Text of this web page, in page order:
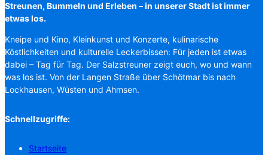
Streunen, Bummeln und Erleben – in unserer Stadt ist immer
etwas los.
Kneipe und Kino, Kleinkunst und Konzerte, kulinarische
Köstlichkeiten und kulturelle Leckerbissen: Für jeden ist etwas
dabei – Tag für Tag. Der Salzstreuner zeigt euch, wo und wann
was los ist. Von der Langen Straße über Schötmar bis nach
Lockhausen, Wüsten und Ahmsen.
Schnellzugriffe:
Startseite